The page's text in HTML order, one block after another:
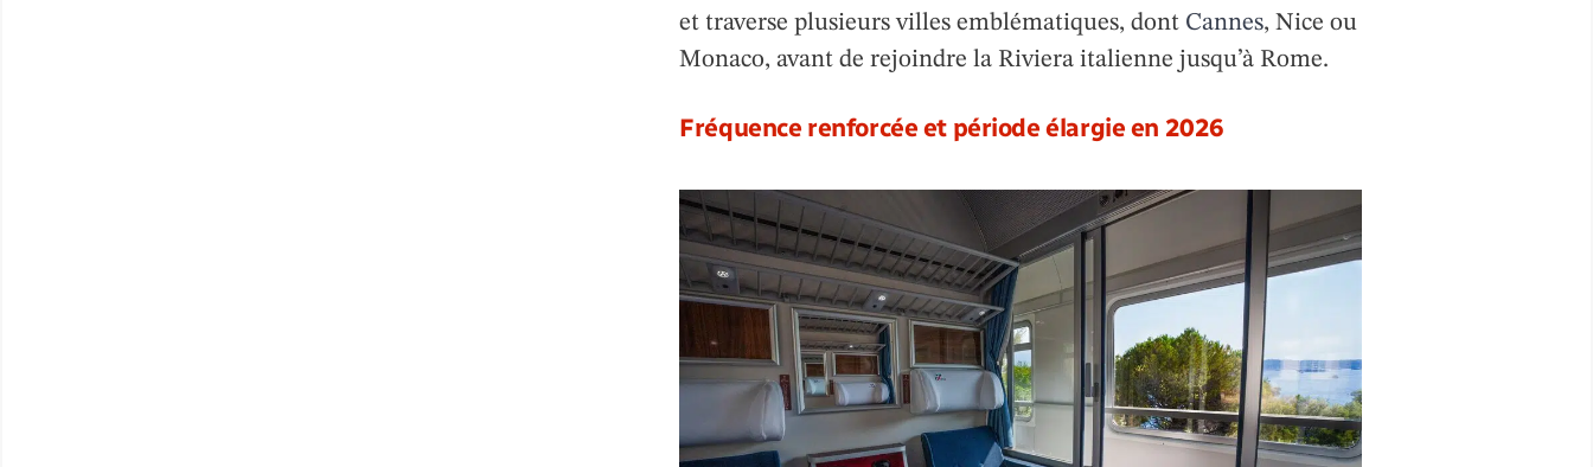
et traverse plusieurs villes emblématiques, dont Cannes, Nice ou
Monaco, avant de rejoindre la Riviera italienne jusqu’à Rome.
Fréquence renforcée et période élargie en 2026